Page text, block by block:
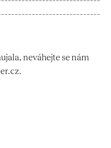
neváhejte se nám